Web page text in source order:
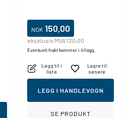
NOK 150,00
eksklusiv MVA 120,00
Eventuelt frakt kommer i tillegg.
Legg til i
liste
Lagre til
senere
LEGG I HANDLEVOGN
SE PRODUKT